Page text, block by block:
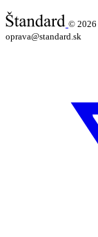
© 2026
oprava@standard.sk